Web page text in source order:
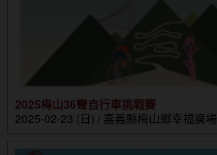
2025梅山36彎自行車挑戰賽
2025-02-23 (日) / 嘉義縣梅山鄉幸福廣場